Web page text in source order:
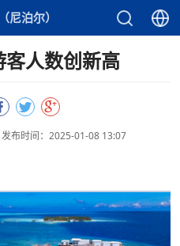
尼泊尔）
人数创新高
发布时间：2025-01-08 13:07